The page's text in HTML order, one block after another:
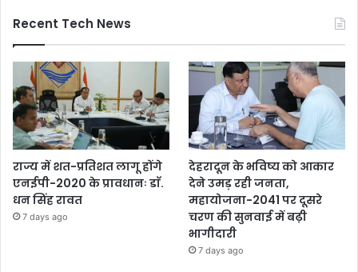
Recent Tech News
राज्य में शत-प्रतिशत लागू होंगे
एनईपी-2020 के प्रावधानः डाॅ.
धन सिंह रावत
7 days ago
देहरादून के भविष्य को आकार
देने उमड़ रही जनता,
महायोजना-2041 पर दूसरे
चरण की सुनवाई में बढ़ी
भागीदारी
7 days ago